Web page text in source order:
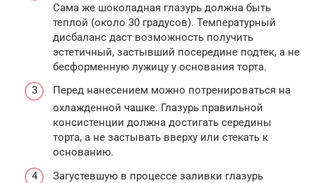
Сама же шоколадная глазурь должна быть
теплой (около 30 градусов). Температурный
дисбаланс даст возможность получить
эстетичный, застывший посередине подтек, а не
бесформенную лужицу у основания торта.
Перед нанесением можно потренироваться на
охлажденной чашке. Глазурь правильной
консистенции должна достигать середины
торта, а не застывать вверху или стекать к
основанию.
Загустевшую в процессе заливки глазурь